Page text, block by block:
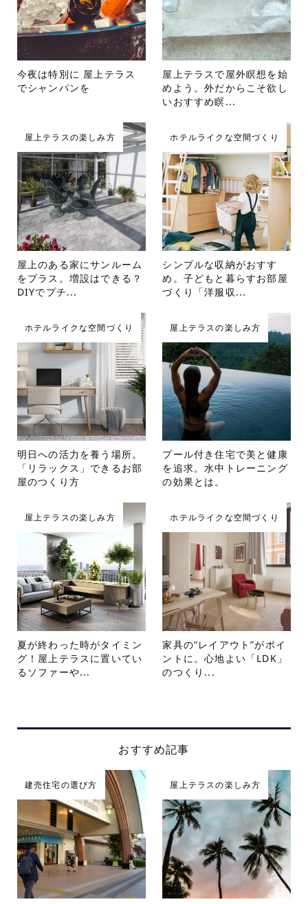
今夜は特別に 屋上テラス
でシャンパンを
屋上テラスで屋外瞑想を始
めよう。外だからこそ欲し
いおすすめ瞑...
屋上テラスの楽しみ方
屋上のある家にサンルーム
をプラス。増設はできる？
DIYでプチ...
ホテルライクな空間づくり
シンプルな収納がおすす
め。子どもと暮らすお部屋
づくり「洋服収...
ホテルライクな空間づくり
明日への活力を養う場所。
「リラックス」できるお部
屋のつくり方
屋上テラスの楽しみ方
プール付き住宅で美と健康
を追求。水中トレーニング
の効果とは。
屋上テラスの楽しみ方
夏が終わった時がタイミン
グ！屋上テラスに置いてい
るソファーや...
ホテルライクな空間づくり
家具の“レイアウト”がポイ
ントに。心地よい「LDK」
のつくり...
おすすめ記事
建売住宅の選び方 屋上テラスの楽しみ方